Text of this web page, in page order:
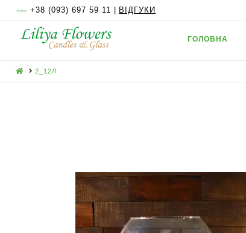
+38 (093) 697 59 11 | ВІДГУКИ
ГОЛОВНА
HOME2_12Л